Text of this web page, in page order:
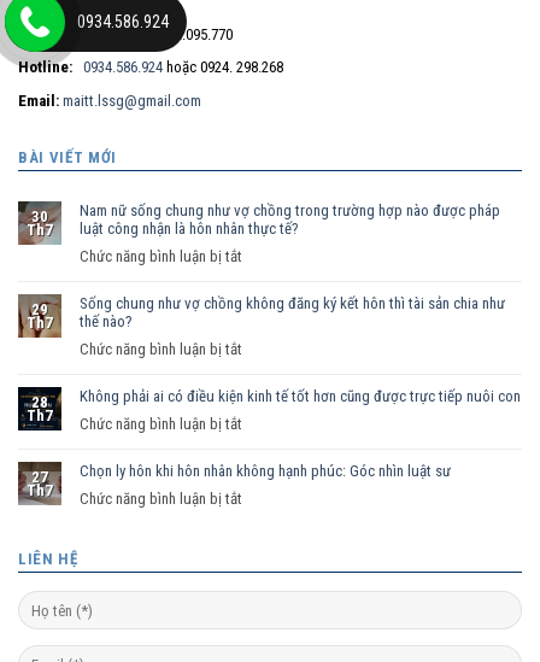
Điện thoại trực tiếp:0932.095.770
Hotline: 0934.586.924 hoặc 0924. 298.268
Email: maitt.lssg@gmail.com
BÀI VIẾT MỚI
30
Th7
Nam nữ sống chung như vợ chồng trong trường hợp nào được pháp
luật công nhận là hôn nhân thực tế?
Chức năng bình luận bị tắt
nữ
vợ
trường
pháp
luật
nhận
29
Th7
Sống chung như vợ chồng không đăng ký kết hôn thì tài sản chia như
thế nào?
Chức năng bình luận bị tắt
chung
chồng
hôn
28
Th7
Không phải ai có điều kiện kinh tế tốt hơn cũng được trực tiếp nuôi con
Chức năng bình luận bị tắt
phải
kiện
kinh
27
Th7
Chọn ly hôn khi hôn nhân không hạnh phúc: Góc nhìn luật sư
Chức năng bình luận bị tắt
hôn
khi
nhân
LIÊN HỆ
0934.586.924